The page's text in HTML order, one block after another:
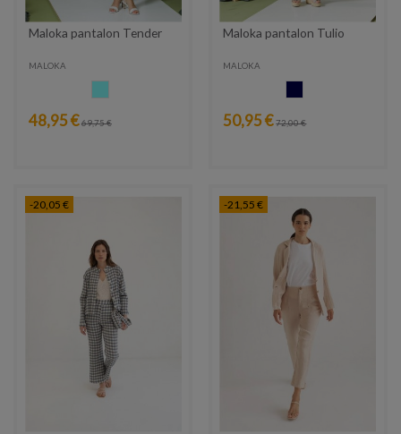
Maloka pantalon Tender
MALOKA
48,95 €69,75 €
Maloka pantalon Tulio
MALOKA
50,95 € 72,00 €
-20,05 € -21,55 €